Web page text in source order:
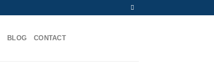
BLOG CONTACT